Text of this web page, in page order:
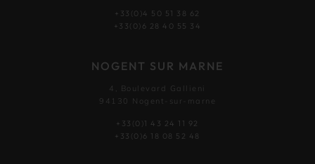
+33(0)4 50 51 38 62
+33(0)6 28 40 55 34
NOGENT SUR MARNE
4, Boulevard Gallieni
94130 Nogent-sur-marne
+33(0)1 43 24 11 92
+33(0)6 18 08 52 48